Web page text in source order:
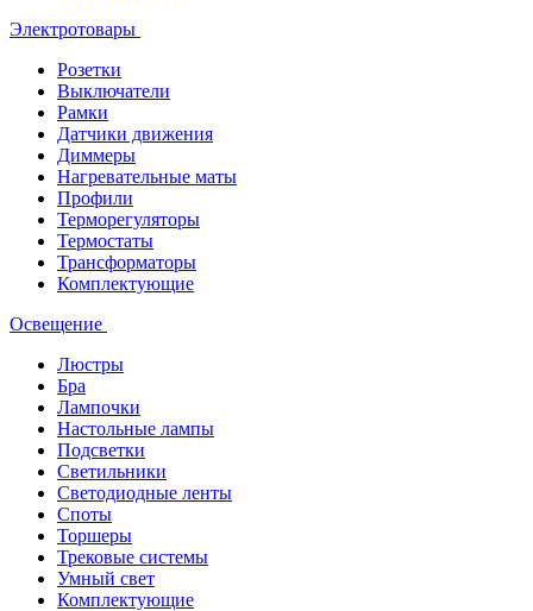
Электротовары
Розетки
Выключатели
Рамки
Датчики движения
Диммеры
Нагревательные маты
Профили
Терморегуляторы
Термостаты
Трансформаторы
Комплектующие
Освещение
Люстры
Бра
Лампочки
Настольные лампы
Подсветки
Светильники
Светодиодные ленты
Споты
Торшеры
Трековые системы
Умный свет
Комплектующие